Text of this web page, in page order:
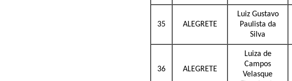
35 ALEGRETE
Luiz Gustavo
Paulista da
Silva
36 ALEGRETE
Luiza de
Campos
Velasque